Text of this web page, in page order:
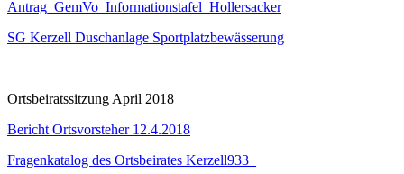
Antrag_GemVo_Informationstafel_Hollersacker
SG Kerzell Duschanlage Sportplatzbewässerung
Ortsbeiratssitzung April 2018
Bericht Ortsvorsteher 12.4.2018
Fragenkatalog des Ortsbeirates Kerzell933_